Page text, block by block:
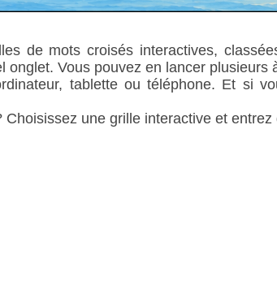
de mots croisés interactives,
onglet. Vous pouvez en lancer
tablette ou téléphone. Et si
Choisissez une grille interactive et entrez